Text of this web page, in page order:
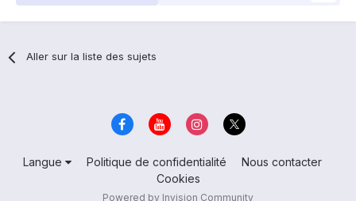
Aller sur la liste des sujets
Langue Politique de confidentialité
Nous contacter
Cookies
Powered by Invision Community